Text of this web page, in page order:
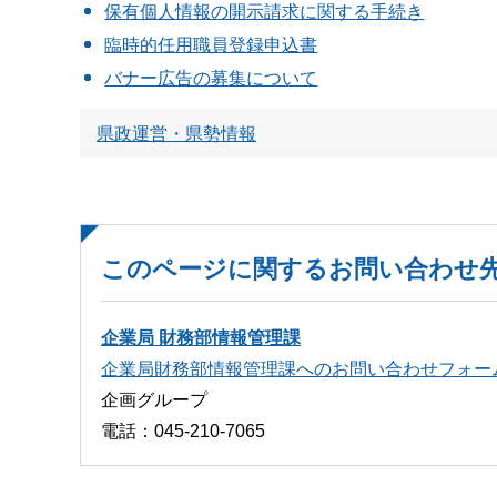
保有個人情報の開示請求に関する手続き
臨時的任用職員登録申込書
バナー広告の募集について
県政運営・県勢情報
このページに関するお問い合わせ
企業局 財務部情報管理課
企業局財務部情報管理課へのお問い合わせフォー
企画グループ
電話：045-210-7065